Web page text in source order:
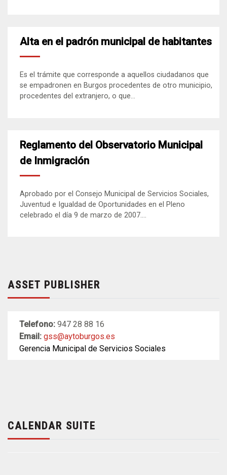
Alta en el padrón municipal de habitantes
Es el trámite que corresponde a aquellos ciudadanos que
se empadronen en Burgos procedentes de otro municipio,
procedentes del extranjero, o que...
Reglamento del Observatorio Municipal
de Inmigración
Aprobado por el Consejo Municipal de Servicios Sociales,
Juventud e Igualdad de Oportunidades en el Pleno
celebrado el día 9 de marzo de 2007....
ASSET PUBLISHER
Telefono: 947 28 88 16
Email: gss@aytoburgos.es
Gerencia Municipal de Servicios Sociales
CALENDAR SUITE